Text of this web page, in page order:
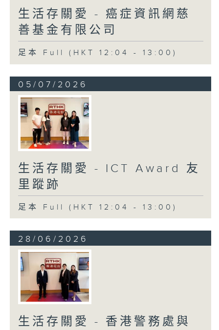
生活存關愛 - 癌症資訊網慈
善基金有限公司
足本 Full (HKT 12:04 - 13:00)
05/07/2026
生活存關愛 - ICT Award 友
里蹤跡
足本 Full (HKT 12:04 - 13:00)
28/06/2026
生活存關愛 - 香港警務處與